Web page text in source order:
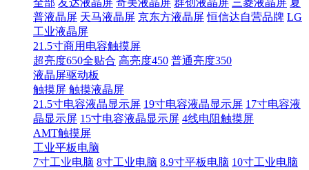
全部 友达液晶屏 奇美液晶屏 群创液晶屏 三菱液晶屏 夏
普液晶屏 天马液晶屏 京东方液晶屏 恒信达自营品牌 LG
工业液晶屏
21.5寸商用电容触摸屏
超亮度650全贴合 高亮度450 普通亮度350
液晶屏驱动板
触摸屏 触摸液晶屏
21.5寸电容液晶显示屏 19寸电容液晶显示屏 17寸电容液
晶显示屏 15寸电容液晶显示屏 4线电阻触摸屏
AMT触摸屏
工业平板电脑
7寸工业电脑 8寸工业电脑 8.9寸平板电脑 10寸工业电脑